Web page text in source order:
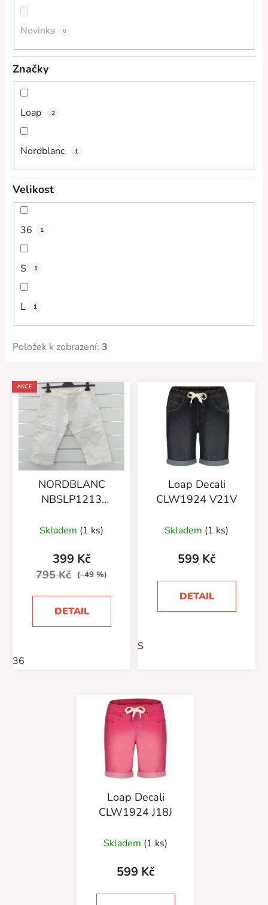
Novinka 0
Značky
Loap 2
Nordblanc 1
Velikost
36 1
S 1
L 1
Položek k zobrazení: 3
V
ý
AKCE
NORDBLANC
NBSLP1213
Skladem (1 ks)
399 Kč
795 Kč (–49 %)
DETAIL
36
Loap Decali
CLW1924 V21V
Skladem (1 ks)
599 Kč
DETAIL
S
Loap Decali
CLW1924 J18J
Skladem (1 ks)
599 Kč